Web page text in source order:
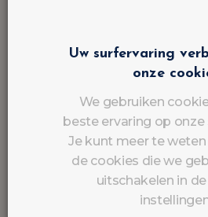
Uw surfervaring
onze
We gebruiken
beste ervaring op onze
Je kunt meer te
de cookies die we
uitschakelen in